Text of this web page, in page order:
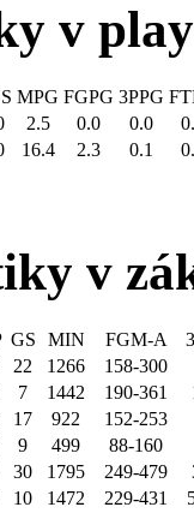
v
MPG FGPG 3PPG
2.5 0.0 0.0
16.4 2.3 0.1
v
GS MIN FGM-A
22 1266
158-300
7 1442 190-361
17 922
152-253
9 499
88-160
30 1795 249-479
10 1472 229-431